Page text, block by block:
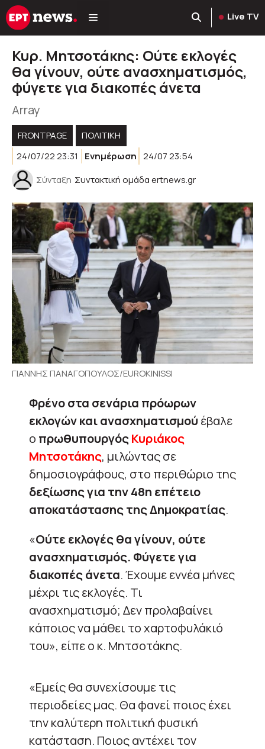
Μετάβαση
σε
Live TV
Κυρ. Μητσοτάκης: Ούτε εκλογές
θα γίνουν, ούτε ανασχηματισμός,
φύγετε για διακοπές άνετα
Array
FRONTPAGE
ΠΟΛΙΤΙΚΉ
24/07/22 23:31
Ενημέρωση 24/07 23:54
Σύνταξη Συντακτική ομάδα ertnews.gr
ΓΙΑΝΝΗΣ ΠΑΝΑΓΟΠΟΥΛΟΣ/EUROKINISSI
Φρένο στα σενάρια πρόωρων
εκλογών και ανασχηματισμού έβαλε
ο πρωθυπουργόςΚυριάκος
Μητσοτάκης, μιλώντας σε
δημοσιογράφους, στο περιθώριο της
δεξίωσης για την 48η επέτειο
αποκατάστασης της Δημοκρατίας.
«Ούτε εκλογές θα γίνουν, ούτε
ανασχηματισμός. Φύγετε για
διακοπές άνετα. Έχουμε εννέα μήνες
μέχρι τις εκλογές. Τι
ανασχηματισμό; Δεν προλαβαίνει
κάποιος να μάθει το χαρτοφυλάκιό
του», είπε ο κ. Μητσοτάκης.
«Εμείς θα συνεχίσουμε τις
περιοδείες μας. Θα φανεί ποιος έχει
την καλύτερη πολιτική φυσική
κατάσταση. Ποιος αντέχει τον